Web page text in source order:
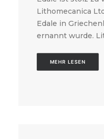
Lithomecanica
Edale in
ernannt wurde.
MEHR LESEN